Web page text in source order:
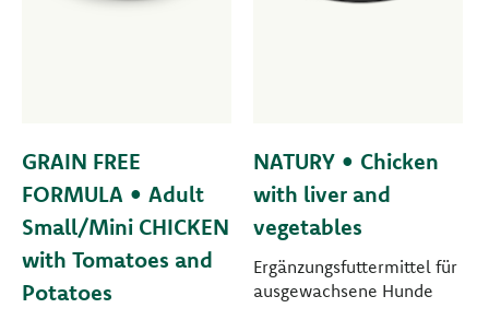
GRAIN FREE
FORMULA • Adult
Small/Mini CHICKEN
with Tomatoes and
Potatoes
NATURY • Chicken
with liver and
vegetables
Ergänzungsfuttermittel für
ausgewachsene Hunde